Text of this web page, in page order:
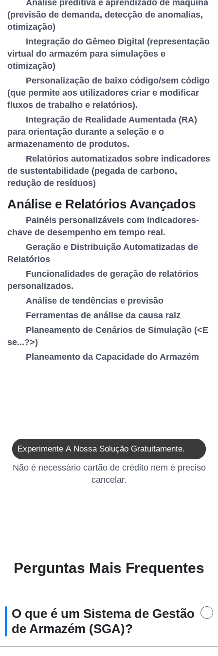
Análise preditiva e aprendizado de máquina
(previsão de demanda, detecção de anomalias,
otimização)
Integração do Gêmeo Digital (representação
virtual do armazém para simulações e
otimização)
Personalização de baixo código/sem código
(que permite aos utilizadores criar e modificar
fluxos de trabalho e relatórios).
Integração de Realidade Aumentada (RA)
para orientação durante a seleção e o
armazenamento de produtos.
Relatórios automatizados sobre indicadores
de sustentabilidade (pegada de carbono,
redução de resíduos)
Análise e Relatórios Avançados
Painéis personalizáveis com indicadores-
chave de desempenho em tempo real.
Geração e Distribuição Automatizadas de
Relatórios
Funcionalidades de geração de relatórios
personalizados.
Análise de tendências e previsão
Ferramentas de análise da causa raiz
Planeamento de Cenários de Simulação (<E
se...?>)
Planeamento da Capacidade do Armazém
Experimente A Nossa Solução Gratuitamente.
Não é necessário cartão de crédito nem é preciso
cancelar.
Perguntas Mais Frequentes
O que é um Sistema de Gestão
de Armazém (SGA)?